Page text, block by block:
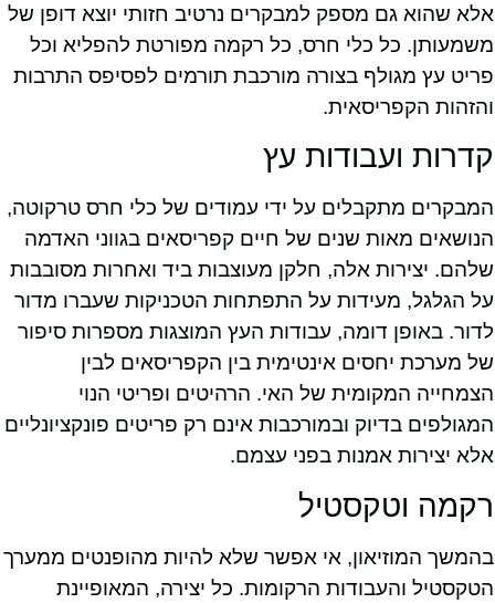
אלא שהוא גם מספק למבקרים נרטיב חזותי יוצא דופן של
משמעותן. כל כלי חרס, כל רקמה מפורטת להפליא וכל
פריט עץ מגולף בצורה מורכבת תורמים לפסיפס התרבות
והזהות הקפריסאית.
קדרות ועבודות עץ
המבקרים מתקבלים על ידי עמודים של כלי חרס טרקוטה,
הנושאים מאות שנים של חיים קפריסאים בגווני האדמה
שלהם. יצירות אלה, חלקן מעוצבות ביד ואחרות מסובבות
על הגלגל, מעידות על התפתחות הטכניקות שעברו מדור
לדור. באופן דומה, עבודות העץ המוצגות מספרות סיפור
של מערכת יחסים אינטימית בין הקפריסאים לבין
הצמחייה המקומית של האי. הרהיטים ופריטי הנוי
המגולפים בדיוק ובמורכבות אינם רק פריטים פונקציונליים
אלא יצירות אמנות בפני עצמם.
רקמה וטקסטיל
בהמשך המוזיאון, אי אפשר שלא להיות מהופנטים ממערך
הטקסטיל והעבודות הרקומות. כל יצירה, המאופיינת